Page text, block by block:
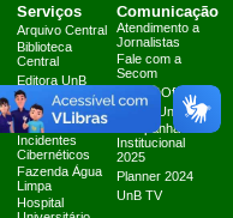
Serviços
Arquivo Central
Biblioteca
Central
Editora UnB
Equipe de
Tratamento e
Resposta a
Incidentes
Cibernéticos
Fazenda Água
Limpa
Hospital
Comunicação
Atendimento a
Jornalistas
Fale com a
Secom
Canais Oficiais
Marca UnB
Campanha
Institucional
2025
Planner 2024
UnB TV